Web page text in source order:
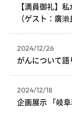
【満員御礼】
（ゲスト：廣
2024/12/26
がんについて語
2024/12/18
企画展示 「岐阜